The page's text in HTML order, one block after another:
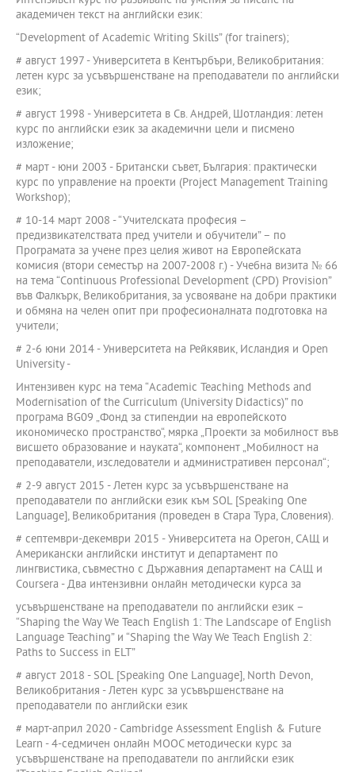
академичен текст на английски език:
“Development of Academic Writing Skills” (for trainers);
# август 1997 - Университета в Кентърбъри, Великобритания:
летен курс за усъвършенстване на преподаватели по английски
език;
# август 1998 - Университета в Св. Андрей, Шотландия: летен
курс по английски език за академични цели и писмено
изложение;
# март - юни 2003 - Британски съвет, България: практически
курс по управление на проекти (Project Management Training
Workshop);
# 10-14 март 2008 - “Учителската професия –
предизвикателствата пред учители и обучители” – по
Програмата за учене през целия живот на Европейската
комисия (втори семестър на 2007-2008 г.) - Учебна визита № 66
на тема “Continuous Professional Development (CPD) Provision”
във Фалкърк, Великобритания, за усвояване на добри практики
и обмяна на челен опит при професионалната подготовка на
учители;
# 2-6 юни 2014 - Университета на Рейкявик, Исландия и Open
University -
Интензивен курс на тема “Academic Teaching Methods and
Modernisation of the Curriculum (University Didactics)” по
програма BG09 „Фонд за стипендии на европейското
икономическо пространство“, мярка „Проекти за мобилност във
висшето образование и науката“, компонент „Мобилност на
преподаватели, изследователи и административен персонал“;
# 2-9 август 2015 - Летен курс за усъвършенстване на
преподаватели по английски език към SOL [Speaking One
Language], Великобритания (проведен в Стара Тура, Словения).
# септември-декември 2015 - Университета на Орегон, САЩ и
Американски английски институт и департамент по
лингвистика, съвместно с Държавния департамент на САЩ и
Coursera - Два интензивни онлайн методически курсa за
усъвършенстване на преподаватели по английски език –
“Shaping the Way We Teach English 1: The Landscape of English
Language Teaching” и “Shaping the Way We Teach English 2:
Paths to Success in ELT”
# август 2018 - SOL [Speaking One Language], North Devon,
Великобритания - Летен курс за усъвършенстване на
преподаватели по английски език
# март-април 2020 - Cambridge Assessment English & Future
Learn - 4-седмичен онлайн MOOC методически курс за
усъвършенстване на преподаватели по английски език